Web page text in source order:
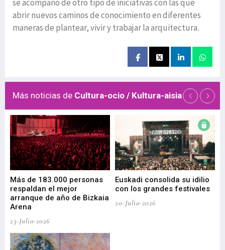
se acompañó de otro tipo de iniciativas con las que
abrir nuevos caminos de conocimiento en diferentes
maneras de plantear, vivir y trabajar la arquitectura.
Más noticias de Cultura-ocio / Kultura-aisia
Más de 183.000 personas
respaldan el mejor
arranque de año de Bizkaia
Arena
23-Julio-2026
Euskadi consolida su idilio
con los grandes festivales
20-Julio-2026